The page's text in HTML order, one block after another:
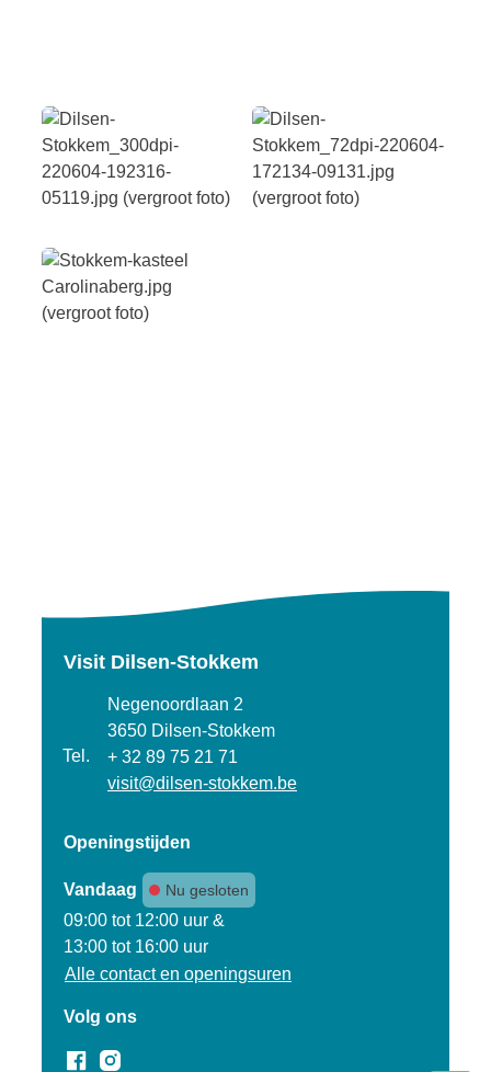
Visit Dilsen-Stokkem
Negenoordlaan 2
,3650 Dilsen-Stokkem
Tel.
+ 32 89 75 21 71
E-mailvisit@dilsen-stokkem.be
Openingstijden
Vandaag Nu gesloten
Open van
09:00 tot 12:00 uur &
13:00 tot 16:00 uur
Alle contact en openingsuren
Volg ons